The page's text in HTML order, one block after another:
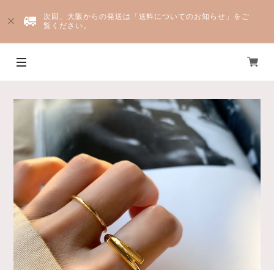
次回、大阪からの発送は「送料についてのお知らせ」をご
覧ください。